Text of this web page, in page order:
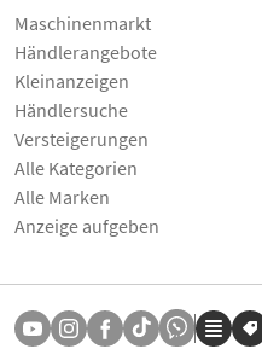
Maschinenmarkt
Händlerangebote
Kleinanzeigen
Händlersuche
Versteigerungen
Alle Kategorien
Alle Marken
Anzeige aufgeben